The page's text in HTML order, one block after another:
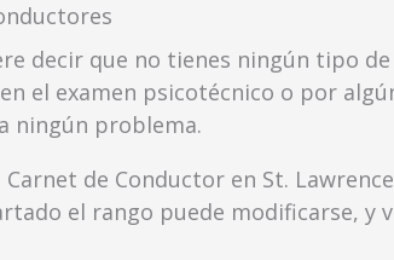
decir que no tienes ningún tipo
el examen psicotécnico o por
ningún problema.
de Conductor en St.
el rango puede modificarse, y